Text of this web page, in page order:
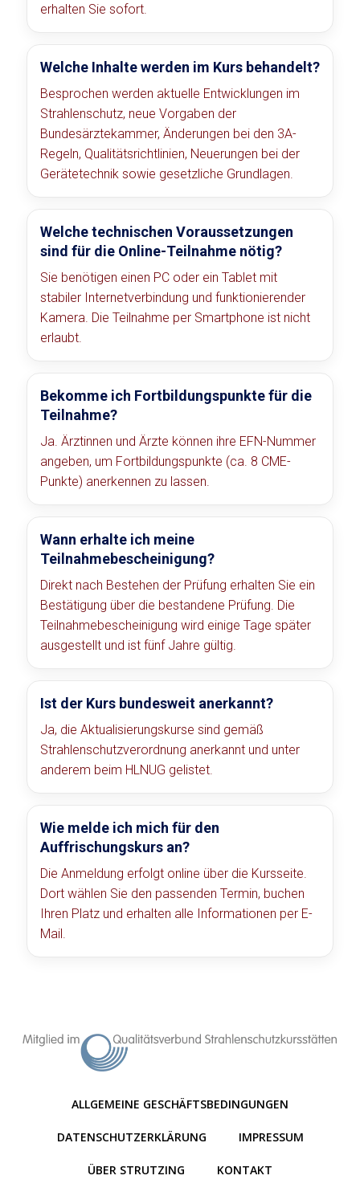
erhalten Sie sofort.
Welche Inhalte werden im Kurs behandelt?
Besprochen werden aktuelle Entwicklungen im
Strahlenschutz, neue Vorgaben der
Bundesärztekammer, Änderungen bei den 3A-
Regeln, Qualitätsrichtlinien, Neuerungen bei der
Gerätetechnik sowie gesetzliche Grundlagen.
Welche technischen Voraussetzungen
sind für die Online-Teilnahme nötig?
Sie benötigen einen PC oder ein Tablet mit
stabiler Internetverbindung und funktionierender
Kamera. Die Teilnahme per Smartphone ist nicht
erlaubt.
Bekomme ich Fortbildungspunkte für die
Teilnahme?
Ja. Ärztinnen und Ärzte können ihre EFN-Nummer
angeben, um Fortbildungspunkte (ca. 8 CME-
Punkte) anerkennen zu lassen.
Wann erhalte ich meine
Teilnahmebescheinigung?
Direkt nach Bestehen der Prüfung erhalten Sie ein
Bestätigung über die bestandene Prüfung. Die
Teilnahmebescheinigung wird einige Tage später
ausgestellt und ist fünf Jahre gültig.
Ist der Kurs bundesweit anerkannt?
Ja, die Aktualisierungskurse sind gemäß
Strahlenschutzverordnung anerkannt und unter
anderem beim HLNUG gelistet.
Wie melde ich mich für den
Auffrischungskurs an?
Die Anmeldung erfolgt online über die Kursseite.
Dort wählen Sie den passenden Termin, buchen
Ihren Platz und erhalten alle Informationen per E-
Mail.
ALLGEMEINE GESCHÄFTSBEDINGUNGEN
DATENSCHUTZERKLÄRUNG IMPRESSUM
ÜBER STRUTZING KONTAKT